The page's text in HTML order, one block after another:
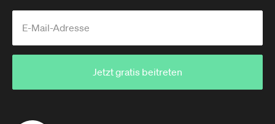
Jetzt gratis beitreten